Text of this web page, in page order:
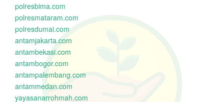
polresbima.com
polresmataram.com
polresdumai.com
antamjakarta.com
antambekasi.com
antambogor.com
antampalembang.com
antammedan.com
yayasanarrohmah.com